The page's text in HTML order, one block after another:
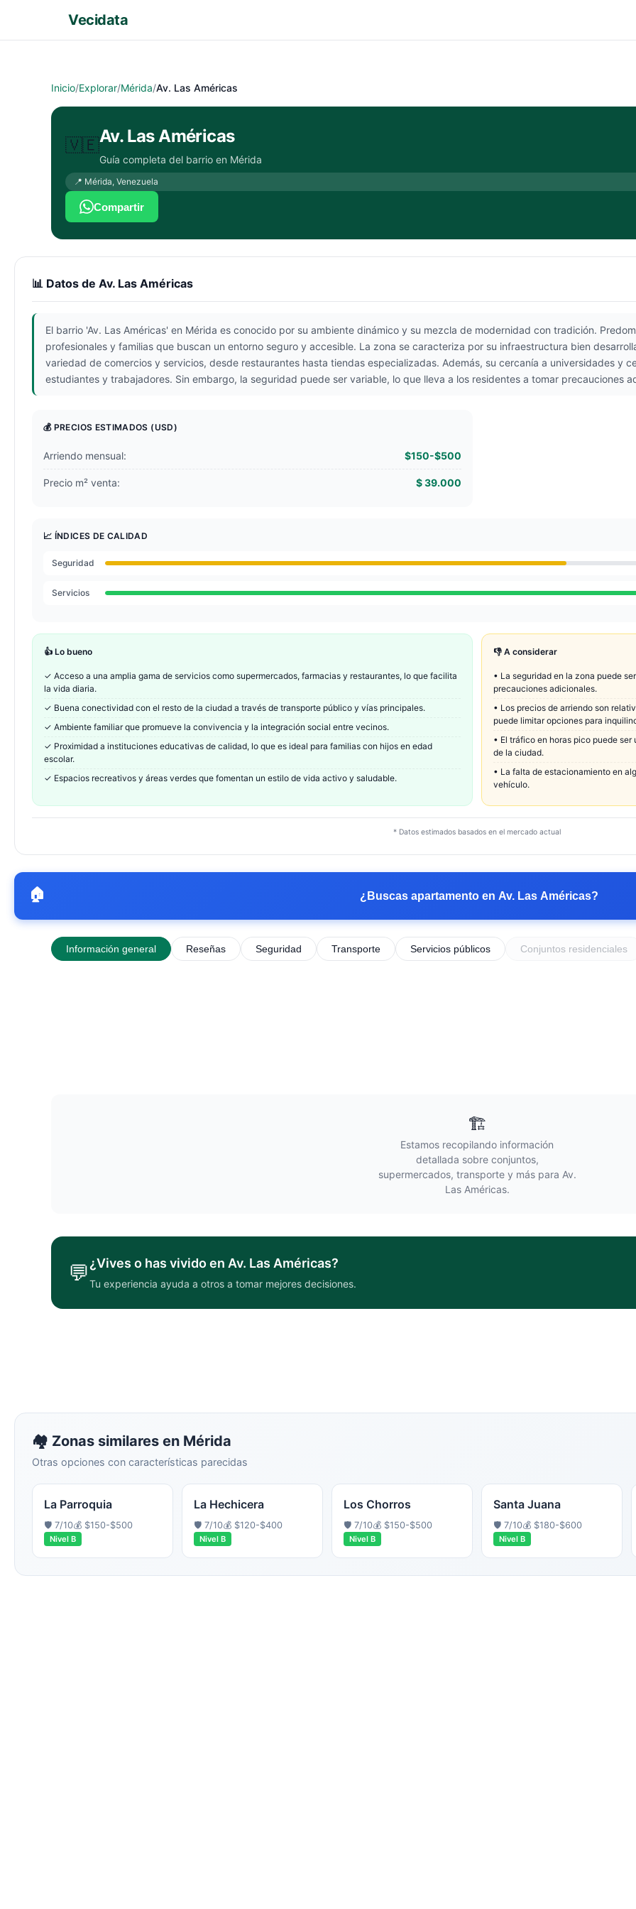
Vecidata
Inicio/Explorar/Mérida/Av. Las Américas
🇻🇪Av. Las Américas
Guía completa del barrio en Mérida
📍 Mérida, Venezuela
Compartir
📊 Datos de Av. Las Américas
El barrio 'Av. Las Américas' en Mérida es conocido por su ambiente dinámico y su mezcla de modernidad con tradición.
profesionales y familias que buscan un entorno seguro y accesible. La zona se caracteriza por su infraestructura bien
variedad de comercios y servicios, desde restaurantes hasta tiendas especializadas. Además, su cercanía a universidades y
estudiantes y trabajadores. Sin embargo, la seguridad puede ser variable, lo que lleva a los residentes a tomar precauciones
💰 PRECIOS ESTIMADOS (USD)
Arriendo mensual: $150-$500
Precio m² venta: $ 39.000
📈 ÍNDICES DE CALIDAD
Seguridad
Servicios
👍 Lo bueno
✓ Acceso a una amplia gama de servicios como supermercados, farmacias y restaurantes, lo que facilita
la vida diaria.
✓ Buena conectividad con el resto de la ciudad a través de transporte público y vías principales.
✓ Ambiente familiar que promueve la convivencia y la integración social entre vecinos.
✓ Proximidad a instituciones educativas de calidad, lo que es ideal para familias con hijos en edad
escolar.
✓ Espacios recreativos y áreas verdes que fomentan un estilo de vida activo y saludable.
👎 A considerar
• La seguridad en la zona puede
precauciones adicionales.
• Los precios de arriendo son
puede limitar opciones para
• El tráfico en horas pico puede
de la ciudad.
• La falta de estacionamiento en
vehículo.
* Datos estimados basados en el mercado actual
🏠 ¿Buscas apartamento en Av. Las Américas?
Información general Reseñas Seguridad Transporte Servicios públicos Conjuntos residenciales
🏗️
Estamos recopilando información
detallada sobre conjuntos,
supermercados, transporte y más para Av.
Las Américas.
💬¿Vives o has vivido en Av. Las Américas?
Tu experiencia ayuda a otros a tomar mejores decisiones.
🏘️ Zonas similares en Mérida
Otras opciones con características parecidas
La Parroquia
🛡️ 7/10💰 $150-$500
Nivel B
La Hechicera
🛡️ 7/10💰 $120-$400
Nivel B
Los Chorros
🛡️ 7/10💰 $150-$500
Nivel B
Santa Juana
🛡️ 7/10💰 $180-$600
Nivel B